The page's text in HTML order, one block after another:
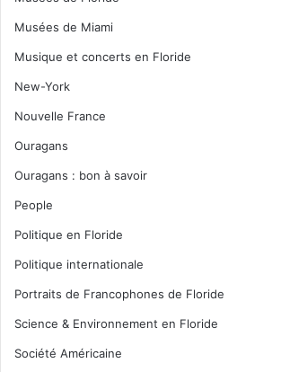
Musées de Miami
Musique et concerts en Floride
New-York
Nouvelle France
Ouragans
Ouragans : bon à savoir
People
Politique en Floride
Politique internationale
Portraits de Francophones de Floride
Science & Environnement en Floride
Société Américaine